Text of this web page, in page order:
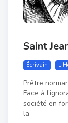
Saint
Écrivain
Prêtre
Face à
société en
la